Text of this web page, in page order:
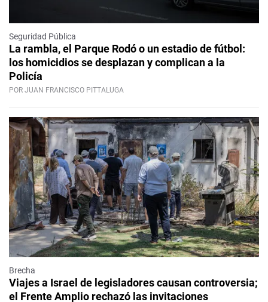
Seguridad Pública
La rambla, el Parque Rodó o un estadio de fútbol:
los homicidios se desplazan y complican a la
Policía
POR JUAN FRANCISCO PITTALUGA
Brecha
Viajes a Israel de legisladores causan controversia;
el Frente Amplio rechazó las invitaciones